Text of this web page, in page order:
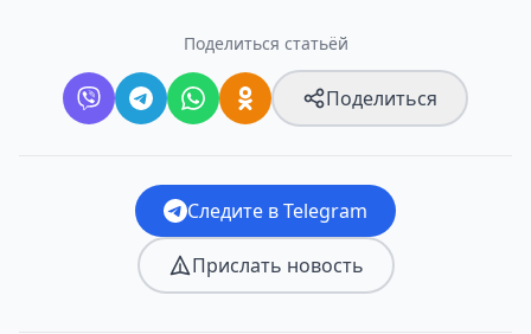
Поделиться статьёй
Поделиться
Следите в Telegram
Прислать новость